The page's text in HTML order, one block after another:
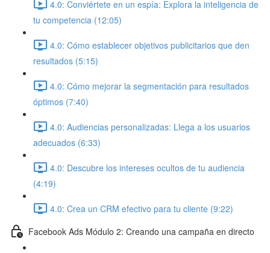
4.0: Conviértete en un espía: Explora la inteligencia de
tu competencia (12:05)
4.0: Cómo establecer objetivos publicitarios que den
resultados (5:15)
4.0: Cómo mejorar la segmentación para resultados
óptimos (7:40)
4.0: Audiencias personalizadas: Llega a los usuarios
adecuados (6:33)
4.0: Descubre los intereses ocultos de tu audiencia
(4:19)
4.0: Crea un CRM efectivo para tu cliente (9:22)
Facebook Ads Módulo 2: Creando una campaña en directo